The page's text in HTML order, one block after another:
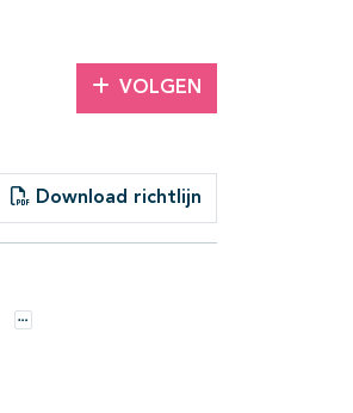
VOLGEN
Download richtlijn
Opties